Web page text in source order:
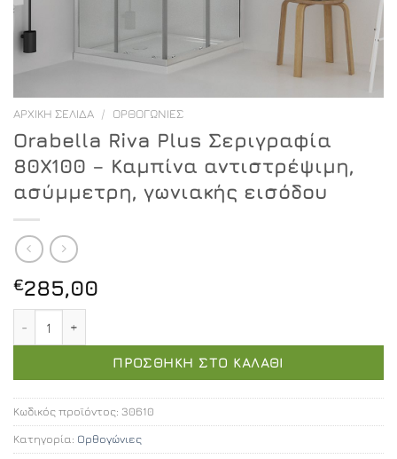
ΑΡΧΙΚΉ ΣΕΛΊΔΑ / ΟΡΘΟΓΏΝΙΕΣ
Orabella Riva Plus Σεριγραφία
80X100 – Καμπίνα αντιστρέψιμη,
ασύμμετρη, γωνιακής εισόδου
€285,00
ΠΡΟΣΘΉΚΗ ΣΤΟ ΚΑΛΆΘΙ
Κωδικός προϊόντος: 30610
Κατηγορία: Ορθογώνιες